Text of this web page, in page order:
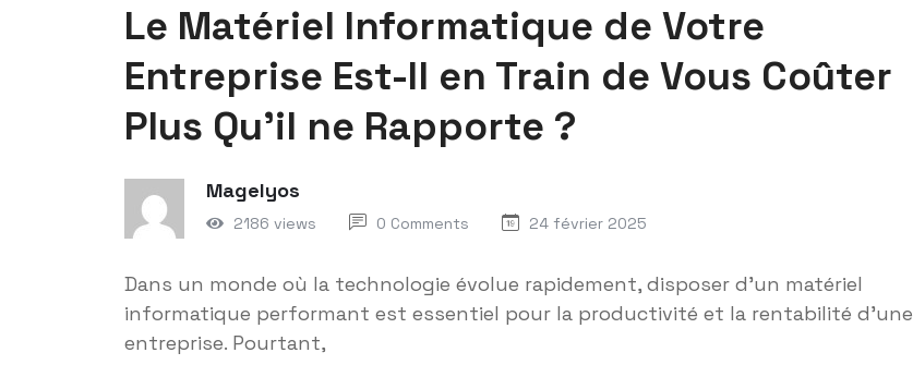
Le Matériel Informatique de Votre
Entreprise Est-Il en Train de Vous Coûter
Plus Qu’il ne Rapporte ?
Magelyos
2186 views 0 Comments 24 février 2025
Dans un monde où la technologie évolue rapidement, disposer d’un matériel
informatique performant est essentiel pour la productivité et la rentabilité d’une
entreprise. Pourtant,